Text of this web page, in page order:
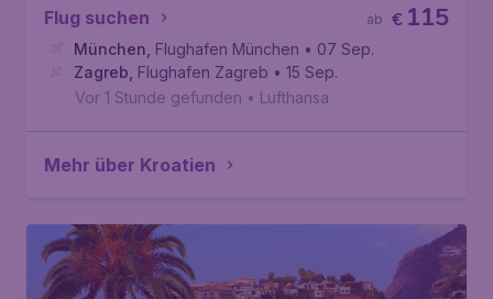
Flug suchen € 115
ab
München Flughafen München • 07 Sep.
Zagreb Flughafen Zagreb • 15 Sep.
Vor 1 Stunde gefunden • Lufthansa
Mehr über Kroatien